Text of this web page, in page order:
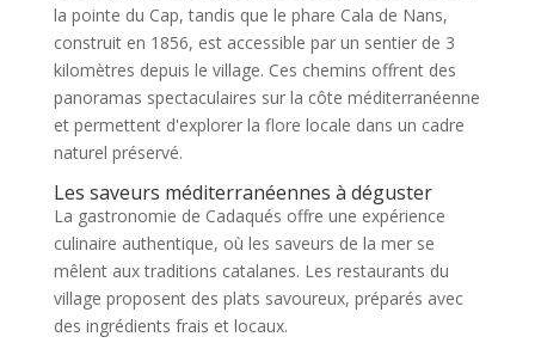
la pointe du Cap, tandis que le phare Cala de Nans,
construit en 1856, est accessible par un sentier de 3
kilomètres depuis le village. Ces chemins offrent des
panoramas spectaculaires sur la côte méditerranéenne
et permettent d'explorer la flore locale dans un cadre
naturel préservé.
Les saveurs méditerranéennes à déguster
La gastronomie de Cadaqués offre une expérience
culinaire authentique, où les saveurs de la mer se
mêlent aux traditions catalanes. Les restaurants du
village proposent des plats savoureux, préparés avec
des ingrédients frais et locaux.